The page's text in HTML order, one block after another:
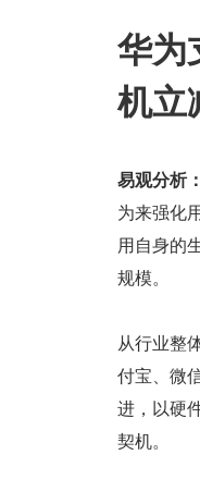
华为
机立
易观分析：
为来强化
用自身的
规模。
从行业整
付宝、微
进，以硬
契机。